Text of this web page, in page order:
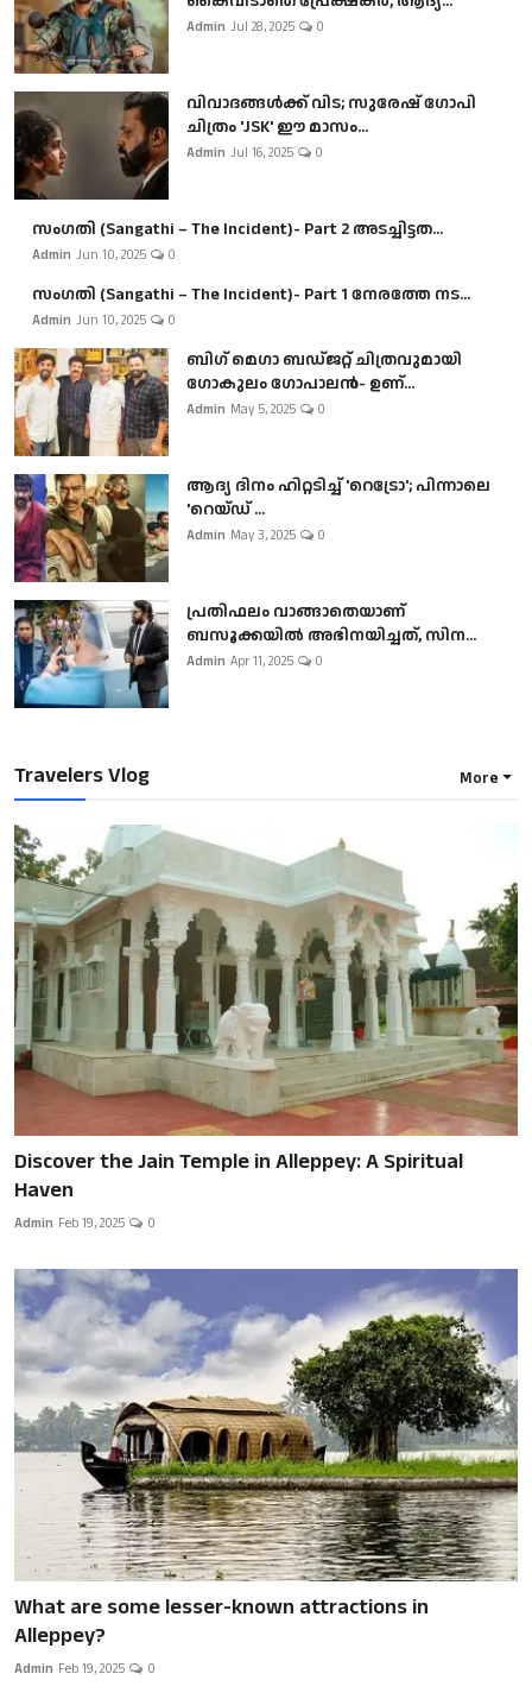
Admin Jul 28, 2025 0
വിവാദങ്ങൾക്ക് വിട; സുരേഷ് ഗോപി
ചിത്രം 'JSK' ഈ മാസം...
Admin Jul 16, 2025 0
സംഗതി (Sangathi – The Incident)- Part 2 അടച്ചിട്ടത...
Admin Jun 10, 2025 0
സംഗതി (Sangathi – The Incident)- Part 1 നേരത്തേ നട...
Admin Jun 10, 2025 0
ബി​ഗ് മെഗാ ബഡ്ജറ്റ് ചിത്രവുമായി
ഗോകുലം ഗോപാലൻ- ഉണ്...
Admin May 5, 2025 0
ആദ്യ ദിനം ഹിറ്റടിച്ച് 'റെട്രോ'; പിന്നാലെ
'റെയ്ഡ് ...
Admin May 3, 2025 0
പ്രതിഫലം വാങ്ങാതെയാണ്
ബസൂക്കയില്‍ അഭിനയിച്ചത്, സിന...
Admin Apr 11, 2025 0
Travelers Vlog More
Discover the Jain Temple in Alleppey: A Spiritual
Haven
Admin Feb 19, 2025 0
What are some lesser-known attractions in
Alleppey?
Admin Feb 19, 2025 0